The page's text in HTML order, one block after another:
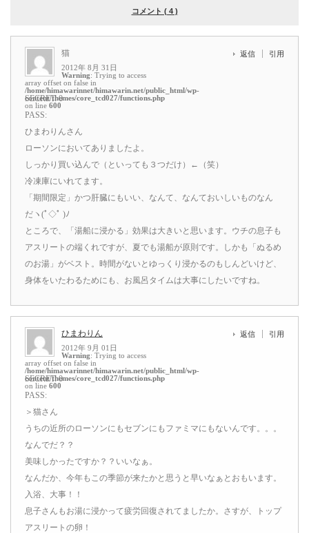
コメント ( 4 )
猫
2012年 8月 31日
Warning: Trying to access
array offset on false in
/home/himawarinnet/himawarin.net/public_html/wp-
content/themes/core_tcd027/functions.php
on line 600
返信 引用
SECRET: 0
PASS:
ひまわりんさん
ローソンにおいてありましたよ。
しっかり買い込んで（といっても３つだけ）←（笑）
冷凍庫にいれてます。
「期間限定」かつ肝臓にもいい、なんて、なんておいしいものなん
だヽ(ﾟ◇ﾟ )ﾉ
ところで、「湯船に浸かる」効果は大きいと思います。ウチの息子も
アスリートの端くれですが、夏でも湯船が原則です。しかも「ぬるめ
のお湯」がベスト。時間がないとゆっくり浸かるのもしんどいけど、
身体をいたわるためにも、お風呂タイムは大事にしたいですね。
ひまわりん
2012年 9月 01日
Warning: Trying to access
array offset on false in
/home/himawarinnet/himawarin.net/public_html/wp-
content/themes/core_tcd027/functions.php
on line 600
返信 引用
SECRET: 0
PASS:
＞猫さん
うちの近所のローソンにもセブンにもファミマにもないんです。。。
なんでだ？？
美味しかったですか？？いいなぁ。
なんだか、今年もこの季節が来たかと思うと早いなぁとおもいます。
入浴、大事！！
息子さんもお湯に浸かって疲労回復されてましたか。さすが、トップ
アスリートの卵！